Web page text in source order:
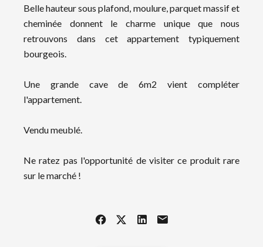
Belle hauteur sous plafond, moulure, parquet massif et
cheminée donnent le charme unique que nous
retrouvons dans cet appartement typiquement
bourgeois.
Une grande cave de 6m2 vient compléter
l'appartement.
Vendu meublé.
Ne ratez pas l'opportunité de visiter ce produit rare
sur le marché !